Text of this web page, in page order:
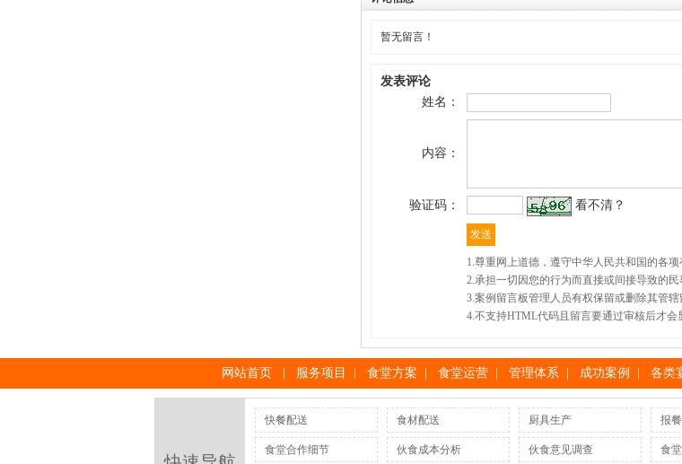
暂无留言！
发表评论
姓名：
内容：
验证码： 看不清？
1.尊重网上道德，遵守中华人民共和国的各
2.承担一切因您的行为而直接或间接导致的民
3.案例留言板管理人员有权保留或删除其管辖
4.不支持HTML代码且留言要通过审核后才会
网站首页 服务项目 食堂方案 食堂运营 管理体系 成功案例 各类
快餐配送 食材配送 厨具生产 报
食堂合作细节 伙食成本分析 伙食意见调查 食